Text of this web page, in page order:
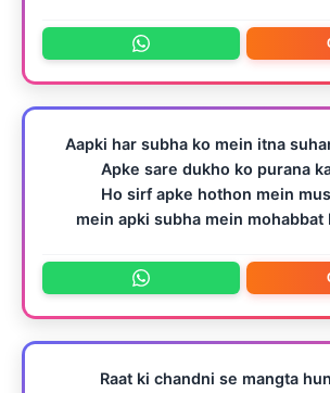
Aapki har subha ko mein itna
Apke sare dukho ko purana
Ho sirf apke hothon mein
mein apki subha mein mohabbat
Raat ki chandni se mangta